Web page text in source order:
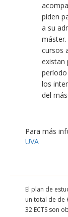
piden
a su
cursos
existan
los
del
Para más
UVA
El plan de
un total de de
32 ECTS son